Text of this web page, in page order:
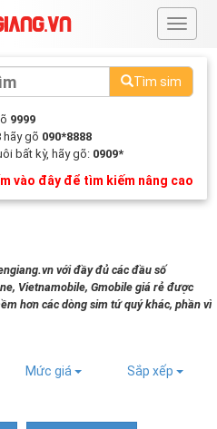
#
Tìm sim
9999
hãy gõ 090*8888
bất kỳ, hãy gõ: 0909*
vào đây để tìm kiếm nâng cao
với đầy đủ các đầu số
Vietnamobile, Gmobile giá rẻ được
hơn các dòng sim tứ quý khác, phần vì
Mức giá Sắp xếp